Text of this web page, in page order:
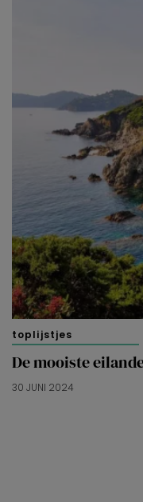
toplijstjes
De mooiste
30 JUNI 2024